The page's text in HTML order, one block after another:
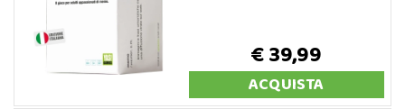
€ 39,99
ACQUISTA